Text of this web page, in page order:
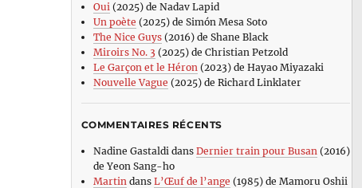
Oui(2025) de Nadav Lapid
Un poète (2025) de Simón Mesa Soto
The Nice Guys(2016) de Shane Black
Miroirs No. 3 (2025) de Christian Petzold
Le Garçon et le Héron(2023) de Hayao Miyazaki
Nouvelle Vague (2025) de Richard Linklater
COMMENTAIRES RÉCENTS
Nadine Gastaldi dans Dernier train pour Busan (2016)
de Yeon Sang-ho
Martin dans L’Œuf de l’ange (1985) de Mamoru Oshii